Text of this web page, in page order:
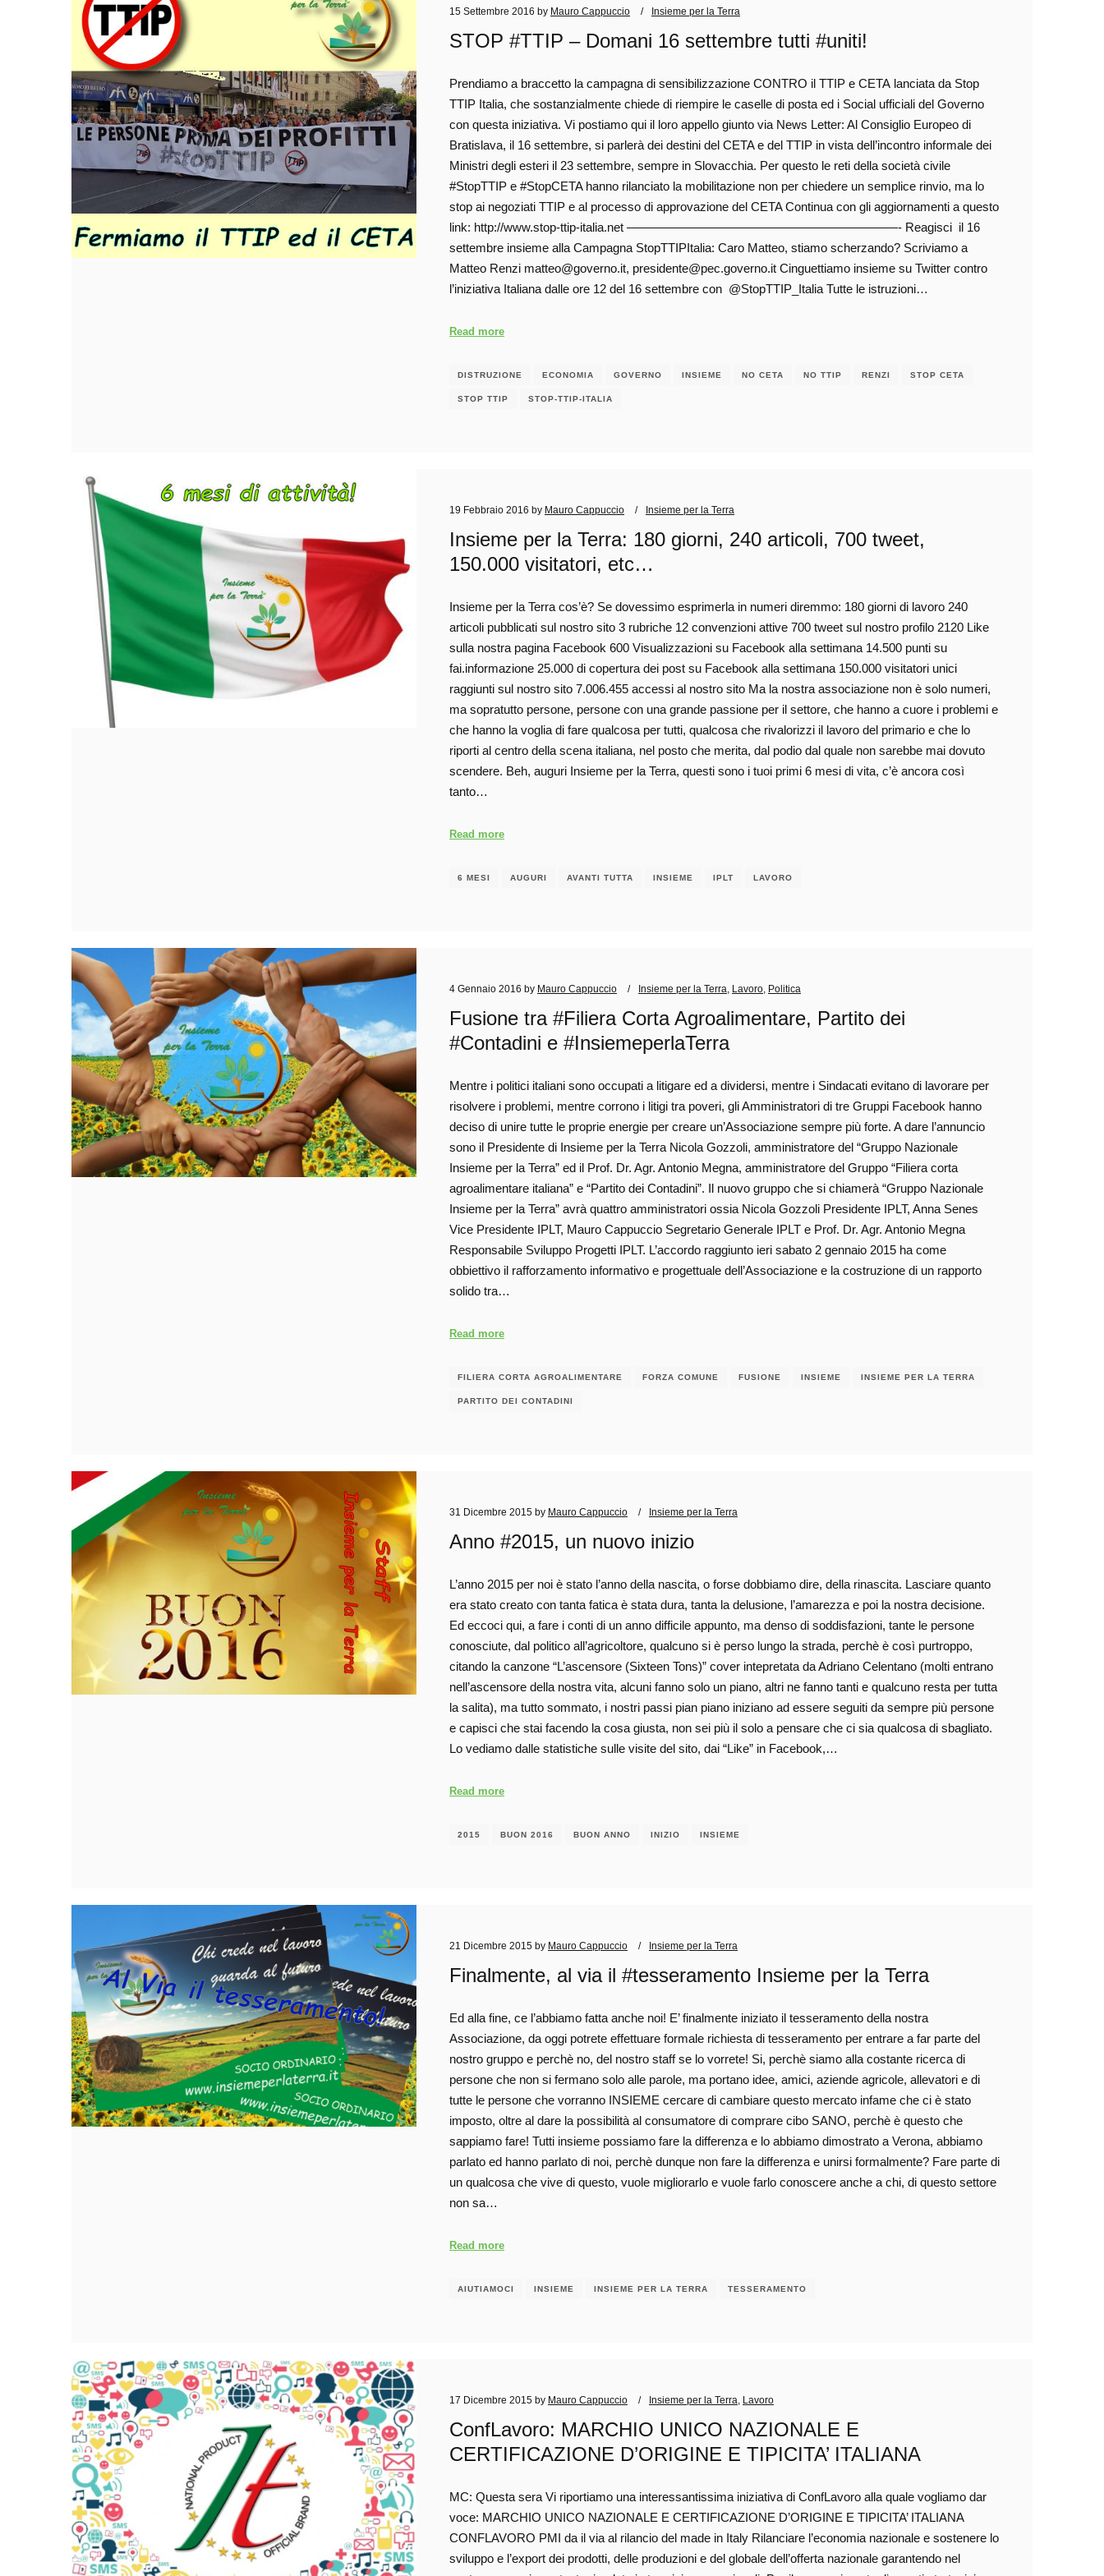
15 Settembre 2016 by Mauro Cappuccio Insieme per la Terra
STOP #TTIP – Domani 16 settembre tutti #uniti!
Prendiamo a braccetto la campagna di sensibilizzazione CONTRO il TTIP e CETA lanciata da Stop
TTIP Italia, che sostanzialmente chiede di riempire le caselle di posta ed i Social ufficiali del Governo
con questa iniziativa. Vi postiamo qui il loro appello giunto via News Letter: Al Consiglio Europeo di
Bratislava, il 16 settembre, si parlerà dei destini del CETA e del TTIP in vista dell’incontro informale dei
Ministri degli esteri il 23 settembre, sempre in Slovacchia. Per questo le reti della società civile
#StopTTIP e #StopCETA hanno rilanciato la mobilitazione non per chiedere un semplice rinvio, ma lo
stop ai negoziati TTIP e al processo di approvazione del CETA Continua con gli aggiornamenti a questo
link: http://www.stop-ttip-italia.net ——————————————————————- Reagisci il 16
settembre insieme alla Campagna StopTTIPItalia: Caro Matteo, stiamo scherzando? Scriviamo a
Matteo Renzi matteo@governo.it, presidente@pec.governo.it Cinguettiamo insieme su Twitter contro
l’iniziativa Italiana dalle ore 12 del 16 settembre con @StopTTIP_Italia Tutte le istruzioni…
Read more
DISTRUZIONE ECONOMIA GOVERNO INSIEME NO CETA NO TTIP RENZI STOP CETA
STOP TTIP STOP-TTIP-ITALIA
19 Febbraio 2016 by Mauro Cappuccio Insieme per la Terra
Insieme per la Terra: 180 giorni, 240 articoli, 700 tweet,
150.000 visitatori, etc…
Insieme per la Terra cos’è? Se dovessimo esprimerla in numeri diremmo: 180 giorni di lavoro 240
articoli pubblicati sul nostro sito 3 rubriche 12 convenzioni attive 700 tweet sul nostro profilo 2120 Like
sulla nostra pagina Facebook 600 Visualizzazioni su Facebook alla settimana 14.500 punti su
fai.informazione 25.000 di copertura dei post su Facebook alla settimana 150.000 visitatori unici
raggiunti sul nostro sito 7.006.455 accessi al nostro sito Ma la nostra associazione non è solo numeri,
ma sopratutto persone, persone con una grande passione per il settore, che hanno a cuore i problemi e
che hanno la voglia di fare qualcosa per tutti, qualcosa che rivalorizzi il lavoro del primario e che lo
riporti al centro della scena italiana, nel posto che merita, dal podio dal quale non sarebbe mai dovuto
scendere. Beh, auguri Insieme per la Terra, questi sono i tuoi primi 6 mesi di vita, c’è ancora così
tanto…
Read more
6 MESI AUGURI AVANTI TUTTA INSIEME IPLT LAVORO
4 Gennaio 2016 by Mauro Cappuccio Insieme per la Terra Lavoro Politica
Fusione tra #Filiera Corta Agroalimentare, Partito dei
#Contadini e #InsiemeperlaTerra
Mentre i politici italiani sono occupati a litigare ed a dividersi, mentre i Sindacati evitano di lavorare per
risolvere i problemi, mentre corrono i litigi tra poveri, gli Amministratori di tre Gruppi Facebook hanno
deciso di unire tutte le proprie energie per creare un’Associazione sempre più forte. A dare l’annuncio
sono il Presidente di Insieme per la Terra Nicola Gozzoli, amministratore del “Gruppo Nazionale
Insieme per la Terra” ed il Prof. Dr. Agr. Antonio Megna, amministratore del Gruppo “Filiera corta
agroalimentare italiana” e “Partito dei Contadini”. Il nuovo gruppo che si chiamerà “Gruppo Nazionale
Insieme per la Terra” avrà quattro amministratori ossia Nicola Gozzoli Presidente IPLT, Anna Senes
Vice Presidente IPLT, Mauro Cappuccio Segretario Generale IPLT e Prof. Dr. Agr. Antonio Megna
Responsabile Sviluppo Progetti IPLT. L’accordo raggiunto ieri sabato 2 gennaio 2015 ha come
obbiettivo il rafforzamento informativo e progettuale dell’Associazione e la costruzione di un rapporto
solido tra…
Read more
FILIERA CORTA AGROALIMENTARE FORZA COMUNE FUSIONE INSIEME INSIEME PER LA TERRA
PARTITO DEI CONTADINI
31 Dicembre 2015 by Mauro Cappuccio Insieme per la Terra
Anno #2015, un nuovo inizio
L’anno 2015 per noi è stato l’anno della nascita, o forse dobbiamo dire, della rinascita. Lasciare quanto
era stato creato con tanta fatica è stata dura, tanta la delusione, l’amarezza e poi la nostra decisione.
Ed eccoci qui, a fare i conti di un anno difficile appunto, ma denso di soddisfazioni, tante le persone
conosciute, dal politico all’agricoltore, qualcuno si è perso lungo la strada, perchè è così purtroppo,
citando la canzone “L’ascensore (Sixteen Tons)” cover intepretata da Adriano Celentano (molti entrano
nell’ascensore della nostra vita, alcuni fanno solo un piano, altri ne fanno tanti e qualcuno resta per tutta
la salita), ma tutto sommato, i nostri passi pian piano iniziano ad essere seguiti da sempre più persone
e capisci che stai facendo la cosa giusta, non sei più il solo a pensare che ci sia qualcosa di sbagliato.
Lo vediamo dalle statistiche sulle visite del sito, dai “Like” in Facebook,…
Read more
2015 BUON 2016 BUON ANNO INIZIO INSIEME
21 Dicembre 2015 by Mauro Cappuccio Insieme per la Terra
Finalmente, al via il #tesseramento Insieme per la Terra
Ed alla fine, ce l’abbiamo fatta anche noi! E’ finalmente iniziato il tesseramento della nostra
Associazione, da oggi potrete effettuare formale richiesta di tesseramento per entrare a far parte del
nostro gruppo e perchè no, del nostro staff se lo vorrete! Si, perchè siamo alla costante ricerca di
persone che non si fermano solo alle parole, ma portano idee, amici, aziende agricole, allevatori e di
tutte le persone che vorranno INSIEME cercare di cambiare questo mercato infame che ci è stato
imposto, oltre al dare la possibilità al consumatore di comprare cibo SANO, perchè è questo che
sappiamo fare! Tutti insieme possiamo fare la differenza e lo abbiamo dimostrato a Verona, abbiamo
parlato ed hanno parlato di noi, perchè dunque non fare la differenza e unirsi formalmente? Fare parte di
un qualcosa che vive di questo, vuole migliorarlo e vuole farlo conoscere anche a chi, di questo settore
non sa…
Read more
AIUTIAMOCI INSIEME INSIEME PER LA TERRA TESSERAMENTO
17 Dicembre 2015 by Mauro Cappuccio Insieme per la Terra Lavoro
ConfLavoro: MARCHIO UNICO NAZIONALE E
CERTIFICAZIONE D’ORIGINE E TIPICITA’ ITALIANA
MC: Questa sera Vi riportiamo una interessantissima iniziativa di ConfLavoro alla quale vogliamo dar
voce: MARCHIO UNICO NAZIONALE E CERTIFICAZIONE D’ORIGINE E TIPICITA’ ITALIANA
CONFLAVORO PMI da il via al rilancio del made in Italy Rilanciare l’economia nazionale e sostenere lo
sviluppo e l’export dei prodotti, delle produzioni e del globale dell’offerta nazionale garantendo nel